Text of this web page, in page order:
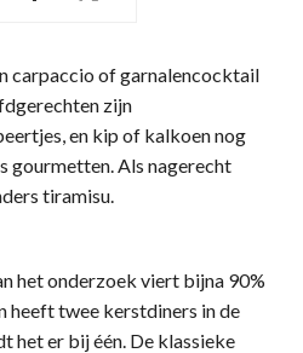
carpaccio of garnalencocktail
zijn
en kip of kalkoen nog
gourmetten. Als nagerecht
tiramisu.
het onderzoek viert bijna 90%
heeft twee kerstdiners in de
het er bij één. De klassieke